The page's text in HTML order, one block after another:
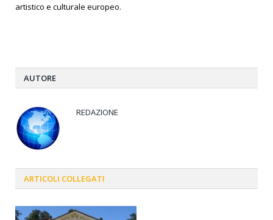
artistico e culturale europeo.
AUTORE
REDAZIONE
ARTICOLI COLLEGATI